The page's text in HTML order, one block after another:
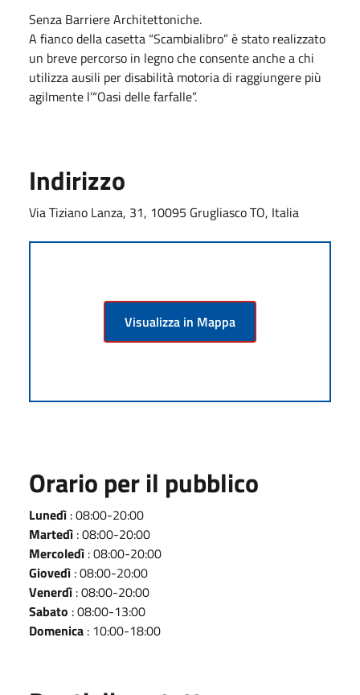
Senza Barriere Architettoniche.
A fianco della casetta “Scambialibro” è stato realizzato
un breve percorso in legno che consente anche a chi
utilizza ausili per disabilità motoria di raggiungere più
agilmente l’“Oasi delle farfalle”.
Indirizzo
Via Tiziano Lanza, 31, 10095 Grugliasco TO, Italia
Visualizza in Mappa
Orario per il pubblico
Lunedì : 08:00-20:00
Martedì : 08:00-20:00
Mercoledì : 08:00-20:00
Giovedì : 08:00-20:00
Venerdì : 08:00-20:00
Sabato : 08:00-13:00
Domenica : 10:00-18:00